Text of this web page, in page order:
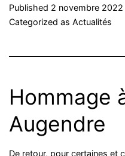
Published 2 novembre 2022
Categorized as Actualités
Hommage
Augendre
De retour, pour certaines et